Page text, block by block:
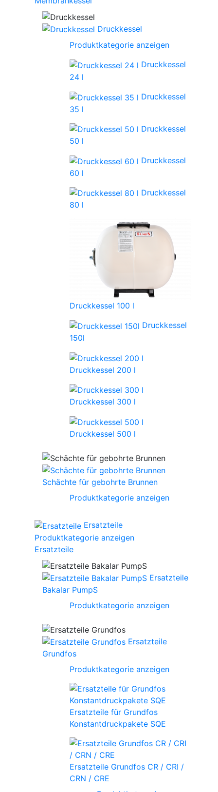
Druckkessel
Produktkategorie anzeigen
Druckkessel
24 l
Druckkessel
35 l
Druckkessel
50 l
Druckkessel
60 l
Druckkessel
80 l
Druckkessel 100 l
Druckkessel
150l
Druckkessel 200 l
Druckkessel 300 l
Druckkessel 500 l
Schächte für gebohrte Brunnen
Produktkategorie anzeigen
Ersatzteile
Produktkategorie anzeigen
Ersatzteile
Ersatzteile
Bakalar PumpS
Produktkategorie anzeigen
Ersatzteile
Grundfos
Produktkategorie anzeigen
Ersatzteile für Grundfos
Konstantdruckpakete SQE
Ersatzteile Grundfos CR / CRI /
CRN / CRE